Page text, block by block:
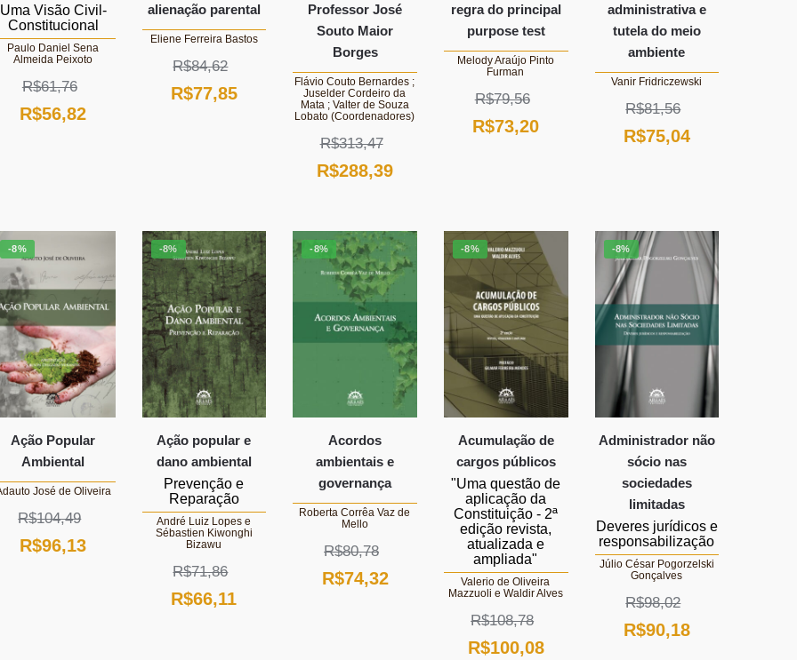
Uma Visão Civil-
Constitucional
Paulo Daniel Sena
Almeida Peixoto
R$61,76
O
R$61,76.
R$56,82O
R$56,82.
alienação parental
Eliene Ferreira Bastos
R$84,62
O
R$77,85O
Professor José
Souto Maior
Borges
Flávio Couto Bernardes ;
Juselder Cordeiro da
Mata ; Valter de Souza
Lobato (Coordenadores)
R$313,47
O
original
era:
R$313,47.
R$288,39O
atual
é:
R$288,39.
regra do principal
purpose test
Melody Araújo Pinto
Furman
R$79,56
O
R$79,56.
R$73,20O
R$73,20.
administrativa e
tutela do meio
ambiente
Vanir Fridriczewski
R$81,56
O
R$81,56.
R$75,04O
R$75,04.
-8%
Ação Popular
Ambiental
José de Oliveira
R$104,49
O
R$96,13O
-8%
Ação popular e
dano ambiental
Prevenção e
Reparação
André Luiz Lopes e
Sébastien Kiwonghi
Bizawu
R$71,86
O
R$66,11
-8%
Acordos
ambientais e
governança
Roberta Corrêa Vaz de
Mello
R$80,78
O
R$74,32O
-8%
Acumulação de
cargos públicos
"Uma questão de
aplicação da
Constituição - 2ª
edição revista,
atualizada e
ampliada"
Valerio de Oliveira
Mazzuoli e Waldir Alves
R$108,78
O
R$100,08O
-8%
Administrador não
sócio nas
sociedades
limitadas
Deveres jurídicos e
responsabilização
Júlio César Pogorzelski
Gonçalves
R$98,02
O
R$90,18O